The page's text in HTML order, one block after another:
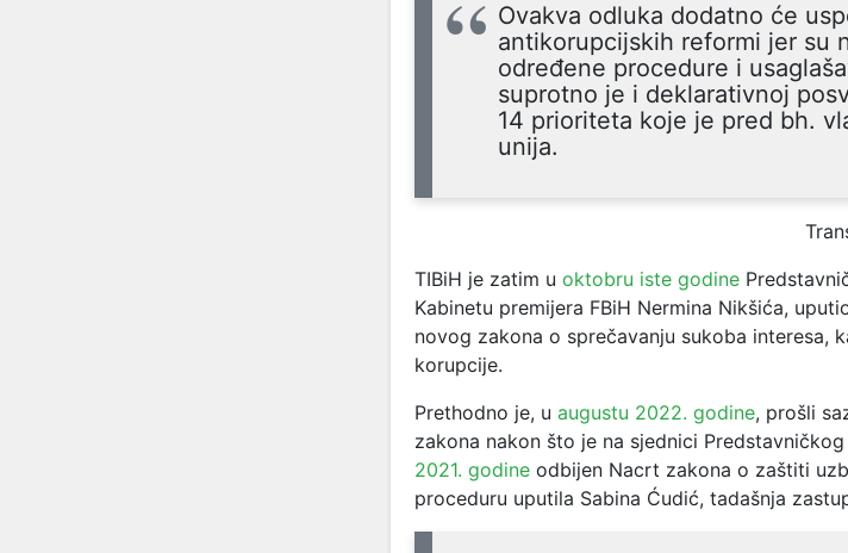
Ovakva odluka dodatno će
antikorupcijskih reformi jer su
određene procedure i
suprotno je i deklarativnoj
14 prioriteta koje je pred bh.
unija.
TIBiH je zatim u oktobru iste godine
Kabinetu premijera FBiH Nermina Nikšića,
novog zakona o sprečavanju sukoba interesa,
korupcije.
Prethodno je, u augustu 2022. godine, prošli
zakona nakon što je na sjednici
2021. godine odbijen Nacrt zakona o zaštiti
proceduru uputila Sabina Ćudić, tadašnja